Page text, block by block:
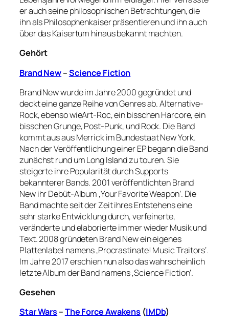
er auch seine philosophischen Betrachtungen, die
ihn als Philosophenkaiser präsentieren und ihn auch
über das Kaisertum hinaus bekannt machten.
Gehört
Brand New–Science Fiction
Brand New wurde im Jahre 2000 gegründet und
deckt eine ganze Reihe von Genres ab. Alternative-
Rock, ebenso wieArt-Roc, ein bisschen Harcore, ein
bisschen Grunge, Post-Punk, und Rock. Die Band
kommt aus aus Merrick im Bundestaat New York.
Nach der Veröffentlichung einer EP begann die Band
zunächst rund um Long Island zu touren. Sie
steigerte ihre Popularität durch Supports
bekannterer Bands. 2001 veröffentlichten Brand
New ihr Debüt-Album ‚Your Favorite Weapon‘. Die
Band machte seit der Zeit ihres Entstehens eine
sehr starke Entwicklung durch, verfeinerte,
veränderte und elaborierte immer wieder Musik und
Text. 2008 gründeten Brand New ein eigenes
Plattenlabel namens ‚Procrastinate! Music Traitors‘.
Im Jahre 2017 erschien nun also das wahrscheinlich
letzte Album der Band namens ‚Science Fiction‘.
Gesehen
Star Wars–The Force Awakens (IMDb)